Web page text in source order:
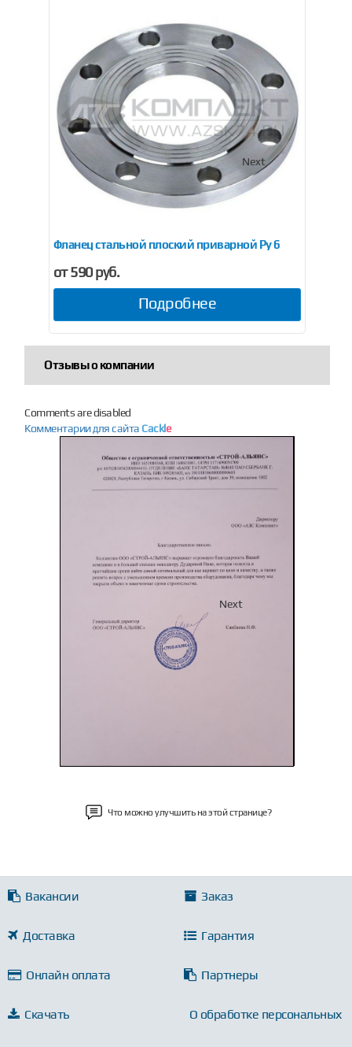
Previous
Фланец стальной плоский приварной Ру 6
от 590 руб.
Подробнее
Next
Отзывы о компании
Comments are disabled
Комментарии для сайта Cackle
Next
Что можно улучшить на этой странице?
Вакансии Заказ
Доставка Гарантия
Онлайн оплата Партнеры
Скачать О обработке персональных